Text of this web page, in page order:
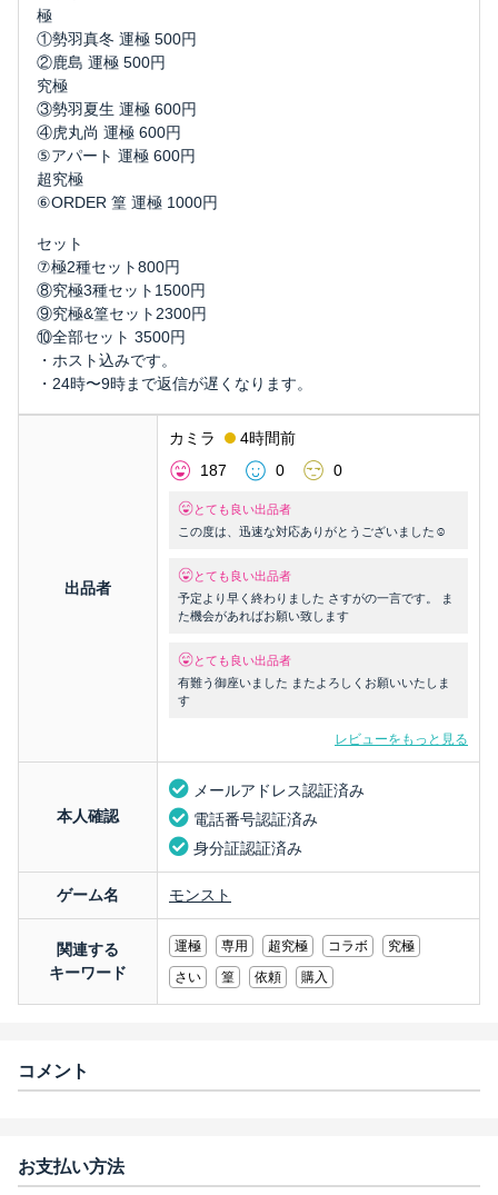
極
①勢羽真冬 運極 500円
②鹿島 運極 500円
究極
③勢羽夏生 運極 600円
④虎丸尚 運極 600円
⑤アパート 運極 600円
超究極
⑥ORDER 篁 運極 1000円
セット
⑦極2種セット800円
⑧究極3種セット1500円
⑨究極&篁セット2300円
⑩全部セット 3500円
・ホスト込みです。
・24時〜9時まで返信が遅くなります。
出品者
カミラ
4時間前
187
0 0
とても良い出品者
この度は、迅速な対応ありがとうございました☺️
とても良い出品者
予定より早く終わりました さすがの一言です。 ま
た機会があればお願い致します
とても良い出品者
有難う御座いました またよろしくお願いいたしま
す
レビューをもっと見る
本人確認
メールアドレス認証済み
電話番号認証済み
身分証認証済み
ゲーム名 モンスト
関連する
キーワード
運極 専用 超究極 コラボ
究極
さい
篁 依頼 購入
コメント
お支払い方法